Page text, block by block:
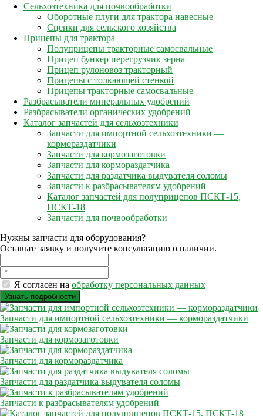
Сельхозтехника для почвообработки
Оборотные плуги для трактора навесные
Сцепки для сельского хозяйства
Прицепы для трактора
Полуприцепы тракторные самосвальные
Прицеп бункер перегрузчик зерна
Прицеп рулоновоз тракторный
Прицепы с толкающей стенкой
Прицепы тракторные самосвальные
Разбрасыватели минеральных удобрений
Разбрасыватели органических удобрений
Каталог запчастей для сельхозтехники
Запчасти для импортной сельхозтехники —
кормораздатчики
Запчасти для кормозаготовки
Запчасти для кормораздатчика
Запчасти для раздатчика выдувателя соломы
Запчасти к разбрасывателям удобрений
Каталог запчастей для полуприцепов ПСКТ-15,
ПСКТ-18
Запчасти для почвообработки
Нужны запчасти для оборудования?
Оставьте заявку и получите консультацию о наличии.
Я согласен на обработку персональных данных
Запчасти для импортной сельхозтехники — кормораздатчики
Запчасти для кормозаготовки
Запчасти для кормораздатчика
Запчасти для раздатчика выдувателя соломы
Запчасти к разбрасывателям удобрений